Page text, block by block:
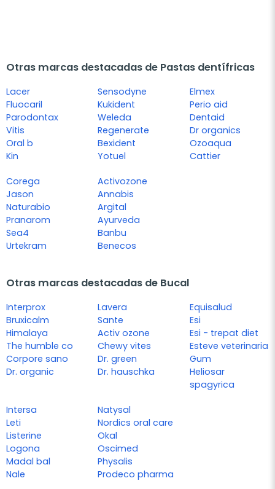
Otras marcas destacadas de Pastas dentífricas
Lacer
Fluocaril
Parodontax
Vitis
Oral b
Kin
Sensodyne
Kukident
Weleda
Regenerate
Bexident
Yotuel
Elmex
Perio aid
Dentaid
Dr organics
Ozoaqua
Cattier
Corega
Jason
Naturabio
Pranarom
Sea4
Urtekram
Activozone
Annabis
Argital
Ayurveda
Banbu
Benecos
Otras marcas destacadas de Bucal
Interprox
Bruxicalm
Himalaya
The humble co
Corpore sano
Dr. organic
Lavera
Sante
Activ ozone
Chewy vites
Dr. green
Dr. hauschka
Equisalud
Esi
Esi - trepat diet
Esteve veterinaria
Gum
Heliosar
spagyrica
Intersa
Leti
Listerine
Logona
Madal bal
Nale
Natysal
Nordics oral care
Okal
Oscimed
Physalis
Prodeco pharma